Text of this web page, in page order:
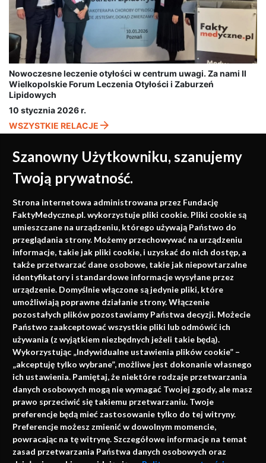
Szanowny Użytkowniku, szanujemy
Twoją prywatność.
Strona internetowa administrowana przez Fundację
FaktyMedyczne.pl. wykorzystuje pliki cookie. Pliki cookie są
umieszczane na urządzeniu, którego używają Państwo do
przeglądania strony. Możemy przechowywać na urządzeniu
informacje, takie jak pliki cookie, i uzyskać do nich dostęp, a
także przetwarzać dane osobowe, takie jak niepowtarzalne
identyfikatory i standardowe informacje wysyłane przez
urządzenie. Domyślnie włączone są jedynie pliki, które
umożliwiają poprawne działanie strony. Włączenie
pozostałych plików pozostawiamy Państwa decyzji. Możecie
Państwo zaakceptować wszystkie pliki lub odmówić ich
używania (z wyjątkiem niezbędnych jeżeli takie będą).
Wykorzystując „Indywidualne ustawienia plików cookie” –
„akceptuję tylko wybrane”, możliwe jest dokonanie własnego
ich ustawienia. Pamiętaj, że niektóre rodzaje przetwarzania
danych osobowych mogą nie wymagać Twojej zgody, ale masz
prawo sprzeciwić się takiemu przetwarzaniu. Twoje
preferencje będą mieć zastosowanie tylko do tej witryny.
Preferencje możesz zmienić w dowolnym momencie,
powracając na tę witrynę. Szczegółowe informacje na temat
zasad przetwarzania Państwa danych osobowych oraz
Nowoczesne leczenie otyłości w centrum uwagi. Za nami II
Wielkopolskie Forum Leczenia Otyłości i Zaburzeń
Lipidowych
10 stycznia 2026 r.
WSZYSTKIE RELACJE
Medycyna oparta na
faktach
Konferencje, szkolenia, e-learning, wydawnictwo
Napisz do nas
info@faktymedyczne.pl
ul. Towarowa 2
43-460 Wisła
Redakcja medyczna: